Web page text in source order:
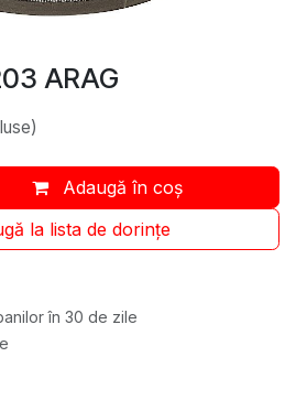
ARAG
Adaugă în coș
la lista de dorințe
în 30 de zile